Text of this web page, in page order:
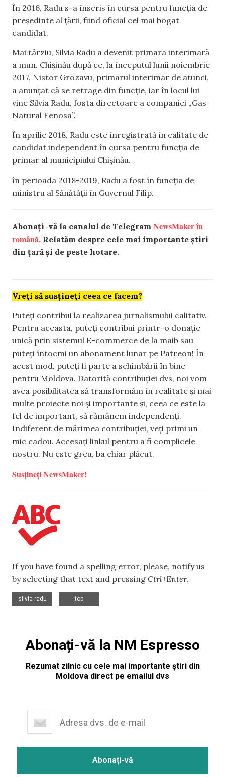
În 2016, Radu s-a înscris în cursa pentru funcția de
președinte al țării, fiind oficial cel mai bogat
candidat.
Mai târziu, Silvia Radu a devenit primara interimară
a mun. Chișinău după ce, la începutul lunii noiembrie
2017, Nistor Grozavu, primarul interimar de atunci,
a anunțat că se retrage din funcție, iar în locul lui
vine Silvia Radu, fosta directoare a companiei „Gas
Natural Fenosa”.
În aprilie 2018, Radu este înregistrată în calitate de
candidat independent în cursa pentru funcția de
primar al municipiului Chișinău.
în perioada 2018-2019, Radu a fost în funcția de
ministru al Sănătății în Guvernul Filip.
Abonați-vă la canalul de Telegram NewsMaker în
română. Relatăm despre cele mai importante știri
din țară și de peste hotare.
Vreți să susțineți ceea ce facem?
Puteți contribui la realizarea jurnalismului calitativ.
Pentru aceasta, puteți contribui printr-o donație
unică prin sistemul E-commerce de la maib sau
puteți întocmi un abonament lunar pe Patreon! În
acest mod, puteți fi parte a schimbării în bine
pentru Moldova. Datorită contribuției dvs, noi vom
avea posibilitatea să transformăm în realitate și mai
multe proiecte noi și importante și, ceea ce este la
fel de important, să rămânem independenți.
Indiferent de mărimea contribuției, veți primi un
mic cadou. Accesați linkul pentru a fi complicele
nostru. Nu este greu, ba chiar plăcut.
Susțineți NewsMaker!
If you have found a spelling error, please, notify us
by selecting that text and pressing Ctrl+Enter.
silvia radu
top
Abonați-vă la NM Espresso
Rezumat zilnic cu cele mai importante știri din
Moldova direct pe emailul dvs